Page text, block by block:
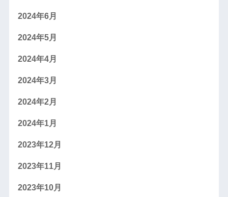
2024年6月
2024年5月
2024年4月
2024年3月
2024年2月
2024年1月
2023年12月
2023年11月
2023年10月